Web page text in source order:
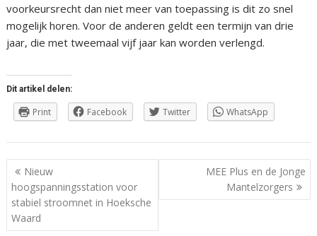
voorkeursrecht dan niet meer van toepassing is dit zo snel
mogelijk horen. Voor de anderen geldt een termijn van drie
jaar, die met tweemaal vijf jaar kan worden verlengd.
Dit artikel delen:
Print Facebook Twitter WhatsApp
Berichtnavigatie
Nieuw
hoogspanningsstation voor
stabiel stroomnet in Hoeksche
Waard
MEE Plus en de Jonge
Mantelzorgers